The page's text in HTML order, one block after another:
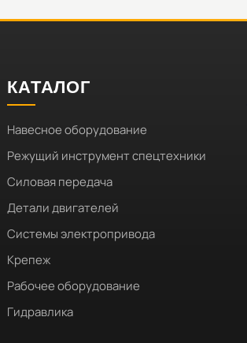
КАТАЛОГ
Навесное оборудование
Режущий инструмент спецтехники
Силовая передача
Детали двигателей
Системы электропривода
Крепеж
Рабочее оборудование
Гидравлика